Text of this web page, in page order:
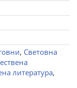
, Световна
литература,